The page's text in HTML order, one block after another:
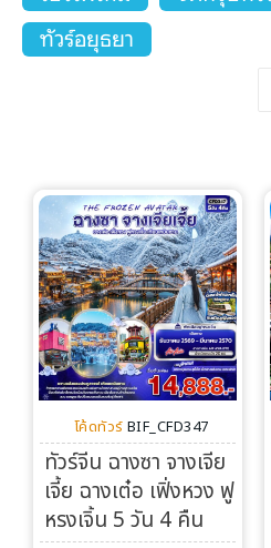
บริษัทเบสเฟรนด์ ฮ
หน้าแรก
ทัวร์ต่างประเทศ
จัดกรุ๊ปต่างประเทศ
ทัวร์ในประเทศ
จัดกรุ๊ปในประเทศ
ทัวร์อยุธยา
โค้ดทัวร์ BIF_CFD347
ทัวร์จีน ฉางซา จางเจีย
เจี้ย ฉางเต๋อ เฟิ่งหวง ฟู
หรงเจิ้น 5 วัน 4 คืน